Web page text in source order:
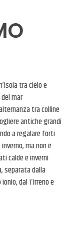
tra cielo e
mar
tra colline
antiche grandi
a regalare forti
ma non è
calde e inverni
separata dalla
dal Tirreno e